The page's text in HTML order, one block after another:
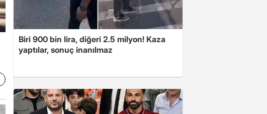
Biri 900 bin lira, diğeri 2.5 milyon! Kaza
yaptılar, sonuç inanılmaz